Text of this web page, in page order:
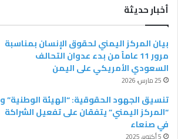
أخبار حديثة
بيان المركز اليمني لحقوق الإنسان بمناسبة
مرور 11 عاماً من بدء عدوان التحالف
السعودي الأمريكي على اليمن
25 مارس، 2026
تنسيق الجهود الحقوقية: “الهيئة الوطنية” و
“المركز اليمني” يتفقان على تفعيل الشراكة
في صنعاء